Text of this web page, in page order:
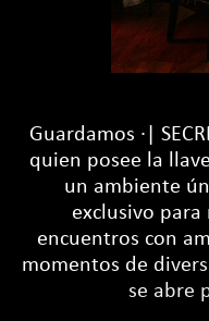
Guardamos ·|
quien posee la
un ambiente
exclusivo para
encuentros con
momentos de
se abre